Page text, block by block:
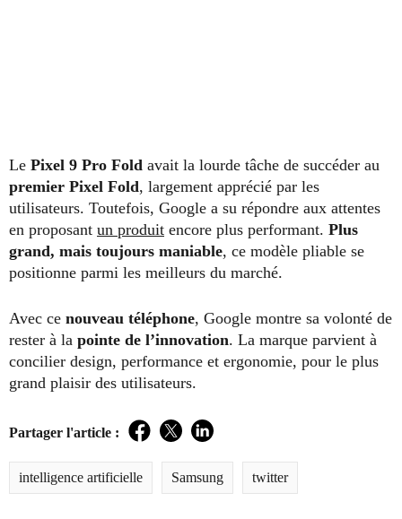
Le Pixel 9 Pro Fold avait la lourde tâche de succéder au
premier Pixel Fold, largement apprécié par les
utilisateurs. Toutefois, Google a su répondre aux attentes
en proposant un produit encore plus performant. Plus
grand, mais toujours maniable, ce modèle pliable se
positionne parmi les meilleurs du marché.
Avec ce nouveau téléphone, Google montre sa volonté de
rester à la pointe de l’innovation. La marque parvient à
concilier design, performance et ergonomie, pour le plus
grand plaisir des utilisateurs.
Partager l'article : Facebook
TwitterLinkedIn
intelligence artificielle Samsung twitter